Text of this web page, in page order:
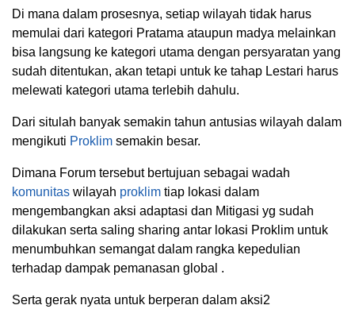
Di mana dalam prosesnya, setiap wilayah tidak harus
memulai dari kategori Pratama ataupun madya melainkan
bisa langsung ke kategori utama dengan persyaratan yang
sudah ditentukan, akan tetapi untuk ke tahap Lestari harus
melewati kategori utama terlebih dahulu.
Dari situlah banyak semakin tahun antusias wilayah dalam
mengikuti Proklim semakin besar.
Dimana Forum tersebut bertujuan sebagai wadah
komunitas wilayah proklim tiap lokasi dalam
mengembangkan aksi adaptasi dan Mitigasi yg sudah
dilakukan serta saling sharing antar lokasi Proklim untuk
menumbuhkan semangat dalam rangka kepedulian
terhadap dampak pemanasan global .
Serta gerak nyata untuk berperan dalam aksi2